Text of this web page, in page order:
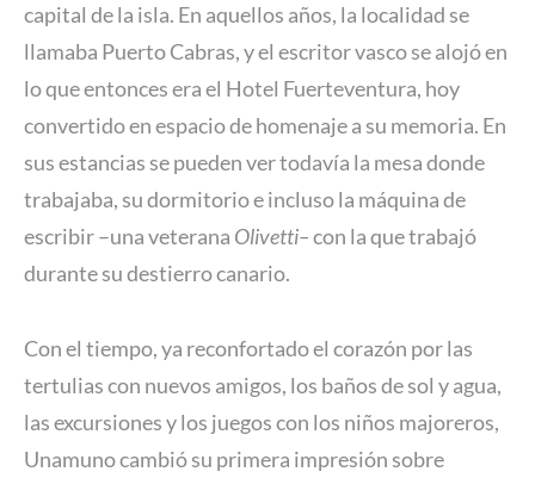
capital de la isla. En aquellos años, la localidad se
llamaba Puerto Cabras, y el escritor vasco se alojó en
lo que entonces era el Hotel Fuerteventura, hoy
convertido en espacio de homenaje a su memoria. En
sus estancias se pueden ver todavía la mesa donde
trabajaba, su dormitorio e incluso la máquina de
escribir –una veterana Olivetti–con la que trabajó
durante su destierro canario.
Con el tiempo, ya reconfortado el corazón por las
tertulias con nuevos amigos, los baños de sol y agua,
las excursiones y los juegos con los niños majoreros,
Unamuno cambió su primera impresión sobre